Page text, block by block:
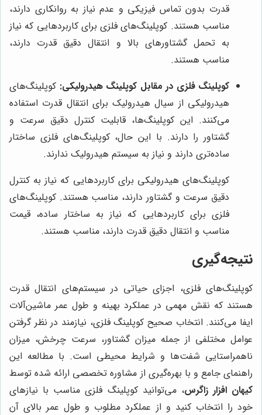
قدرت بدون تماس فیزیکی و عدم نیاز به روانکاری دارند،
مناسب هستند. کوپلینگ‌های فلزی برای کاربردهایی که نیاز
به تحمل گشتاورهای بالا و انتقال دقیق قدرت دارند،
مناسب هستند.
کوپلینگ فلزی در مقابل کوپلینگ هیدرولیکی: کوپلینگ‌های
هیدرولیکی از سیال هیدرولیک برای انتقال قدرت استفاده
می‌کنند. این کوپلینگ‌ها، قابلیت کنترل دقیق سرعت و
گشتاور را دارند. با این حال، کوپلینگ‌های فلزی ساختار
ساده‌تری دارند و نیاز به سیستم هیدرولیک ندارند.
کوپلینگ‌های هیدرولیکی برای کاربردهایی که نیاز به کنترل
دقیق سرعت و گشتاور دارند، مناسب هستند. کوپلینگ‌های
فلزی برای کاربردهایی که نیاز به ساختار ساده، قیمت
مناسب و انتقال دقیق قدرت دارند، مناسب هستند.
نتیجه‌گیری
کوپلینگ‌های فلزی، اجزای حیاتی در سیستم‌های انتقال قدرت
هستند که نقش مهمی در عملکرد بهینه و طول عمر ماشین‌آلات
ایفا می‌کنند. انتخاب صحیح کوپلینگ فلزی، نیازمند در نظر گرفتن
عوامل مختلفی از جمله میزان گشتاور، سرعت چرخش، میزان
ناهمراستایی شفت‌ها و شرایط محیطی است. با مطالعه این
راهنمای جامع و با بهره‌گیری از مشاوره تخصصی ارائه شده توسط
کیهان افزار زاگرس، می‌توانید کوپلینگ فلزی مناسب با نیازهای
خود را انتخاب کنید و از عملکرد مطلوب و طول عمر بالای آن